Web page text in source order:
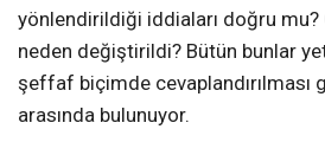
yönlendirildiği iddiaları doğru mu?
neden değiştirildi? Bütün bunlar
şeffaf biçimde cevaplandırılması
arasında bulunuyor.